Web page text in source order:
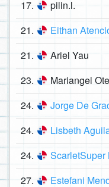
17. pilin.l.
21. Eithan
21. Ariel Yau
23. Mariangel
24. Jorge De
24. Lisbeth
24. ScarletSuper
27. Estefani